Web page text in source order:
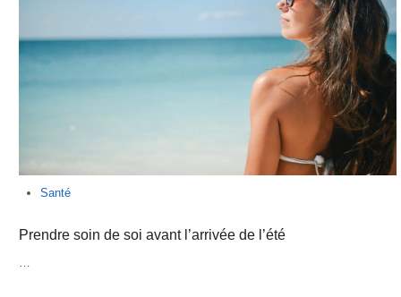
Santé
Prendre soin de soi avant l’arrivée de l’été